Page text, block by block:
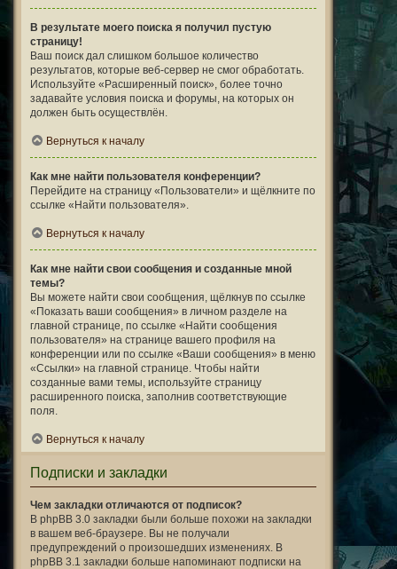
В результате моего поиска я получил пустую
страницу!
Ваш поиск дал слишком большое количество
результатов, которые веб-сервер не смог обработать.
Используйте «Расширенный поиск», более точно
задавайте условия поиска и форумы, на которых он
должен быть осуществлён.
Вернуться к началу
Как мне найти пользователя конференции?
Перейдите на страницу «Пользователи» и щёлкните по
ссылке «Найти пользователя».
Вернуться к началу
Как мне найти свои сообщения и созданные мной
темы?
Вы можете найти свои сообщения, щёлкнув по ссылке
«Показать ваши сообщения» в личном разделе на
главной странице, по ссылке «Найти сообщения
пользователя» на странице вашего профиля на
конференции или по ссылке «Ваши сообщения» в меню
«Ссылки» на главной странице. Чтобы найти
созданные вами темы, используйте страницу
расширенного поиска, заполнив соответствующие
поля.
Вернуться к началу
Подписки и закладки
Чем закладки отличаются от подписок?
В phpBB 3.0 закладки были больше похожи на закладки
в вашем веб-браузере. Вы не получали
предупреждений о произошедших изменениях. В
phpBB 3.1 закладки больше напоминают подписки на